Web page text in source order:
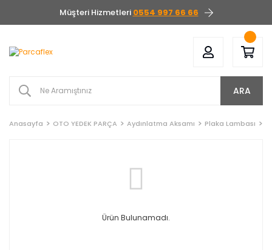
Müşteri Hizmetleri 0554 997 66 66
ARA
Anasayfa OTO YEDEK PARÇA Aydınlatma Aksamı Plaka Lambası
Ürün Bulunamadı.